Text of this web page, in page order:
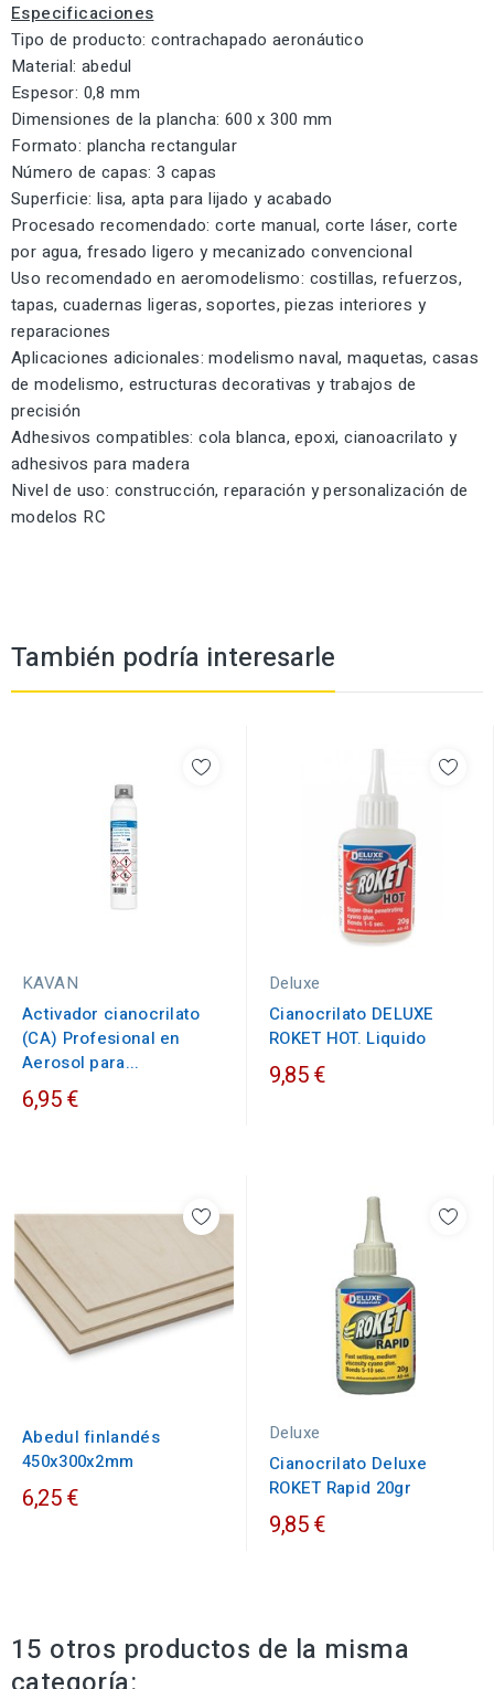
Especificaciones
Tipo de producto: contrachapado aeronáutico
Material: abedul
Espesor: 0,8 mm
Dimensiones de la plancha: 600 x 300 mm
Formato: plancha rectangular
Número de capas: 3 capas
Superficie: lisa, apta para lijado y acabado
Procesado recomendado: corte manual, corte láser, corte
por agua, fresado ligero y mecanizado convencional
Uso recomendado en aeromodelismo: costillas, refuerzos,
tapas, cuadernas ligeras, soportes, piezas interiores y
reparaciones
Aplicaciones adicionales: modelismo naval, maquetas, casas
de modelismo, estructuras decorativas y trabajos de
precisión
Adhesivos compatibles: cola blanca, epoxi, cianoacrilato y
adhesivos para madera
Nivel de uso: construcción, reparación y personalización de
modelos RC
También podría interesarle
KAVAN
Activador cianocrilato
(CA) Profesional en
Aerosol para...
6,95 €
Deluxe
Cianocrilato DELUXE
ROKET HOT. Liquido
9,85 €
Abedul finlandés
450x300x2mm
6,25 €
Deluxe
Cianocrilato Deluxe
ROKET Rapid 20gr
9,85 €
15 otros productos de la misma